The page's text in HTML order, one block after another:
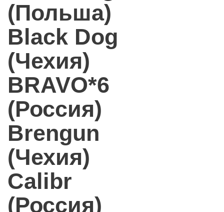
(Польша)
Black Dog
(Чехия)
BRAVO*6
(Россия)
Brengun
(Чехия)
Calibr
(Россия)